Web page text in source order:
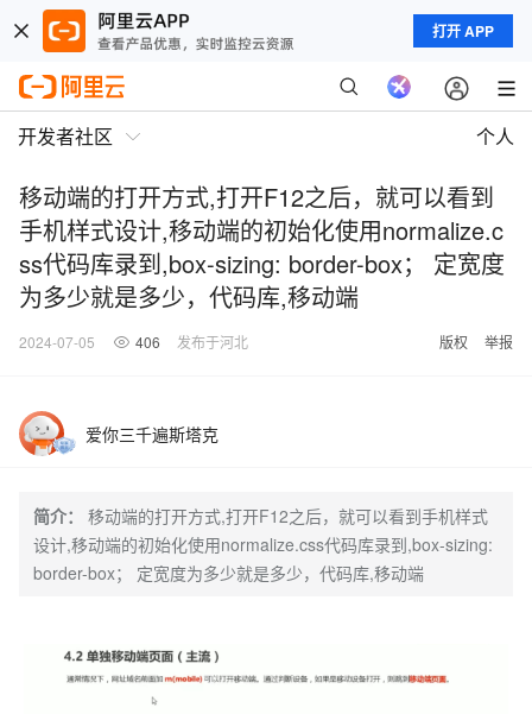
打开 APP
开发者社区 个人
移动端的打开方式,打开F12之后，就可以看到
手机样式设计,移动端的初始化使用normalize.c
ss代码库录到,box-sizing: border-box； 定宽度
为多少就是多少，代码库,移动端
2024-07-05 406 发布于河北 版权 举报
爱你三千遍斯塔克
简介：
移动端的打开方式,打开F12之后，就可以看到手机样式
设计,移动端的初始化使用normalize.css代码库录到,box-sizing:
border-box； 定宽度为多少就是多少，代码库,移动端